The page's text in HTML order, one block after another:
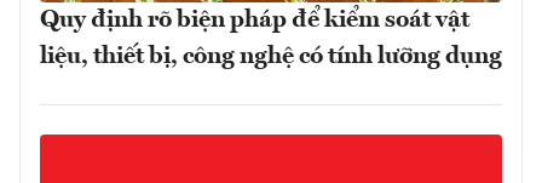
Quy định rõ biện pháp để kiểm soát vật
liệu, thiết bị, công nghệ có tính lưỡng dụng